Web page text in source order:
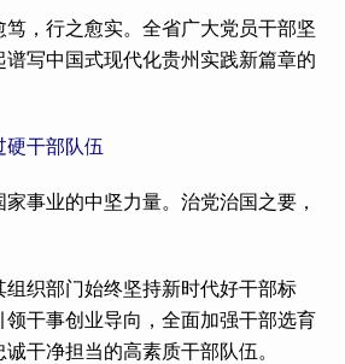
，行之愈实。全省广大党员干部坚
写中国式现代化贵州实践新篇章的
硬干部队伍
业的中坚力量。治党治国之要，
织部门始终坚持新时代好干部标
干事创业导向，全面加强干部选育
干净担当的高素质干部队伍。